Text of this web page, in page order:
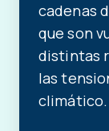
cadenas
que son
distintas
las
climático.